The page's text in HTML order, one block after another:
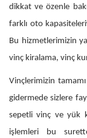
dikkat ve özenle
farklı oto
Bu hizmetlerimizin
vinç kiralama, vinç
Vinçlerimizin
gidermede sizlere
sepetli vinç ve yük
işlemleri bu